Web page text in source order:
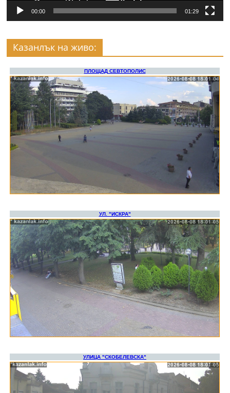
00:00 01:29
Казанлък на живо: